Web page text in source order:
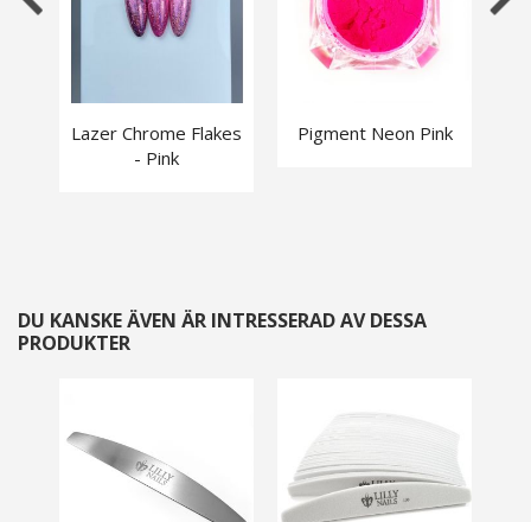
Lazer Chrome Flakes
- Pink
Pigment Neon Pink
DU KANSKE ÄVEN ÄR INTRESSERAD AV DESSA
PRODUKTER